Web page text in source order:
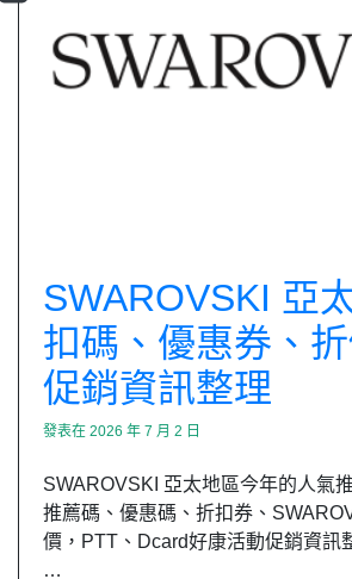
SWAROVSKI 亞
扣碼、優惠券、
促銷資訊整理
發表在 2026 年 7 月 2 日
SWAROVSKI 亞太地區今年的人氣
推薦碼、優惠碼、折扣券、
價，PTT、Dcard好康活動促銷資訊
…